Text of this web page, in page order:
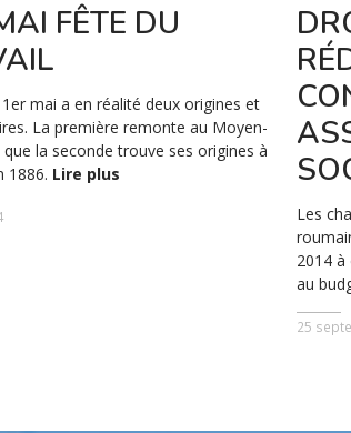
FÊTE DU
mai a en réalité deux origines et
La première remonte au Moyen-
la seconde trouve ses origines à
1886. Lire plus
Les
2014
au
25